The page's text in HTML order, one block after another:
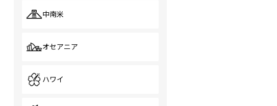
中南米
オセアニア
ハワイ